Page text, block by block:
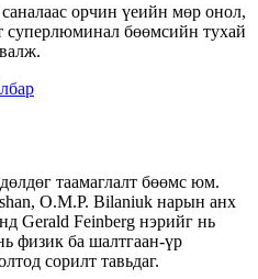
орчин үеийн мөр онол,
суперлюминал бөөмсийн тухай
таамаглалт бөөмс юм.
O.M.P. Bilaniuk нарын анх
Gerald Feinberg нэрийг нь
физик ба шалтгаан-үр
сорилт тавьдаг.